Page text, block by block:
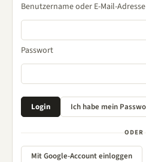
Benutzername oder E-Mail-Adresse
Passwort
ODER
Mit Google-Account einloggen